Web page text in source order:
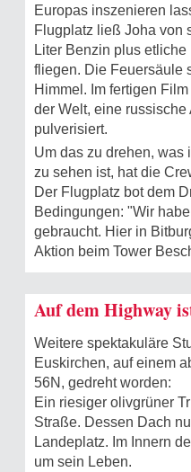
Europas inszenieren
Flugplatz ließ Joha von
Liter Benzin plus
fliegen. Die Feuersäule
Himmel. Im fertigen
der Welt, eine
pulverisiert.
Um das zu drehen, was
zu sehen ist, hat die
Der Flugplatz bot dem
Bedingungen: "Wir
gebraucht. Hier in
Aktion beim Tower
Auf dem Highway
Weitere spektakuläre
Euskirchen, auf einem
56N, gedreht worden:
Ein riesiger olivgrüner
Straße. Dessen Dach
Landeplatz. Im Innern
um sein Leben.